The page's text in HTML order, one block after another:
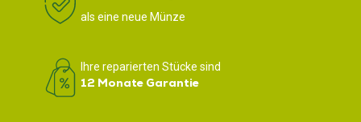
als eine neue Münze
Ihre reparierten Stücke sind
12 Monate Garantie